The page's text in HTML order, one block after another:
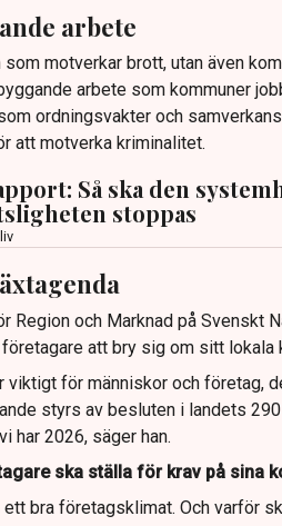
arbete
motverkar brott, utan även
arbete som kommuner
ordningsvakter och
att motverka kriminalitet.
Så ska den
stoppas
Region och Marknad på Svenskt
att bry sig om sitt lokala
viktigt för människor och företag,
styrs av besluten i landets
har 2026, säger han.
ska ställa för krav på sina
bra företagsklimat. Och varför